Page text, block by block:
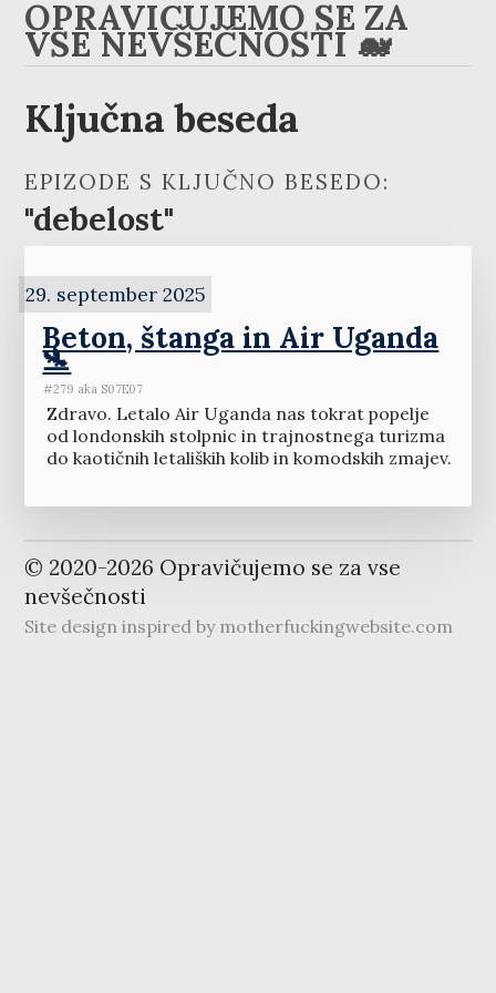
OPRAVIČUJEMO SE ZA
VSE NEVŠEČNOSTI 🐋
Ključna beseda
EPIZODE S KLJUČNO BESEDO:
"debelost"
29. september 2025
Beton, štanga in Air Uganda
🛬
#279 aka S07E07
Zdravo. Letalo Air Uganda nas tokrat popelje
od londonskih stolpnic in trajnostnega turizma
do kaotičnih letaliških kolib in komodskih zmajev.
© 2020-2026 Opravičujemo se za vse
nevšečnosti
Site design inspired by motherfuckingwebsite.com